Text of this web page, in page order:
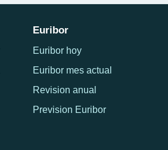
Euribor
Euribor hoy
Euribor mes actual
Revision anual
Prevision Euribor